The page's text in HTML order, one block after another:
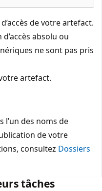
de votre artefact.
d’accès absolu ou
ne sont pas pris
artefact.
l’un des noms de
de votre
consultez Dossiers
tâches